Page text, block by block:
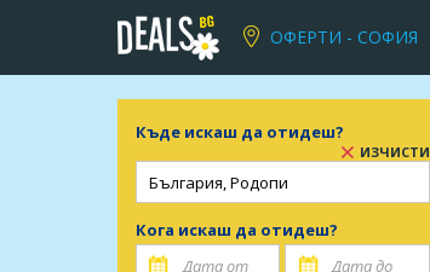
ОФЕРТИ - СОФИЯ
Къде искаш да отидеш?
ИЗЧИСТИ
Кога искаш да отидеш?